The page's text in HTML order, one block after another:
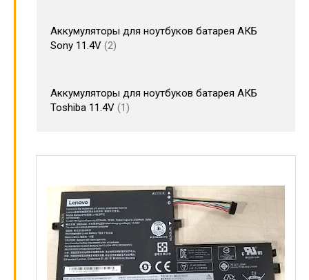
Аккумуляторы для ноутбуков батарея АКБ
Sony 11.4V 2
Аккумуляторы для ноутбуков батарея АКБ
Toshiba 11.4V 1